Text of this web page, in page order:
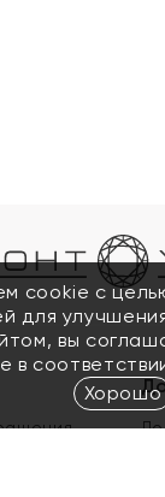
cookie с
для
вы
в
Хорошо